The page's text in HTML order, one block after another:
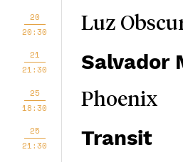
20
20:30
Luz
21
21:30
Salvador
25
18:30
Phoenix
25
21:30
Transit